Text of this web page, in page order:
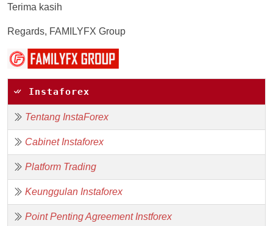
Terima kasih
Regards, FAMILYFX Group
Instaforex
Tentang InstaForex
Cabinet Instaforex
Platform Trading
Keunggulan Instaforex
Point Penting Agreement Instforex